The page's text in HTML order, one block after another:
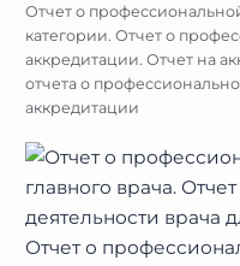
Отчет о
категории. Отчет о
аккредитации. Отчет на
отчета о
аккредитации